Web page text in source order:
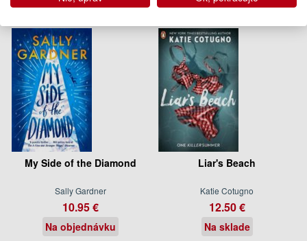
My Side of the Diamond
Sally Gardner
10.95 €
Na objednávku
Liar's Beach
Katie Cotugno
12.50 €
Na sklade